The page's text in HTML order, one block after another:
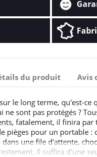
du produit Avis
le long terme, qu'est-
ne sont pas protégés ?
fatalement, il finira
pièges pour un portable :
une file d'attente,
Il suffira d'une